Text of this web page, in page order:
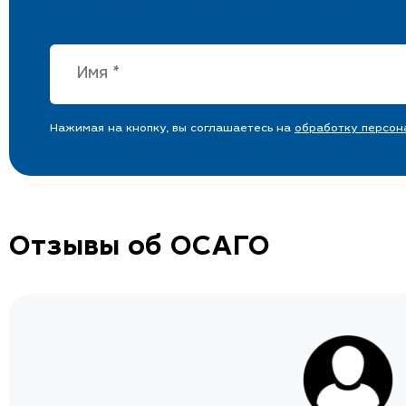
Нажимая на кнопку, вы соглашаетесь на обработку
Отзывы об ОСАГО